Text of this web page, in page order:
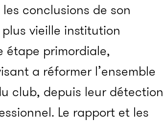
conclusions de son
vieille institution
étape primordiale,
a réformer l’ensemble
club, depuis leur détection
Le rapport et les